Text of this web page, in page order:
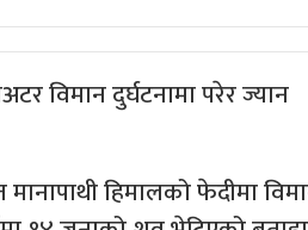
विमान दुर्घटनामा परेर ज्यान
हिमालको फेदीमा